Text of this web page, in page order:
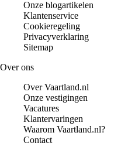
Onze blogartikelen
Klantenservice
Cookieregeling
Privacyverklaring
Sitemap
Over ons
Over Vaartland.nl
Onze vestigingen
Vacatures
Klantervaringen
Waarom Vaartland.nl?
Contact